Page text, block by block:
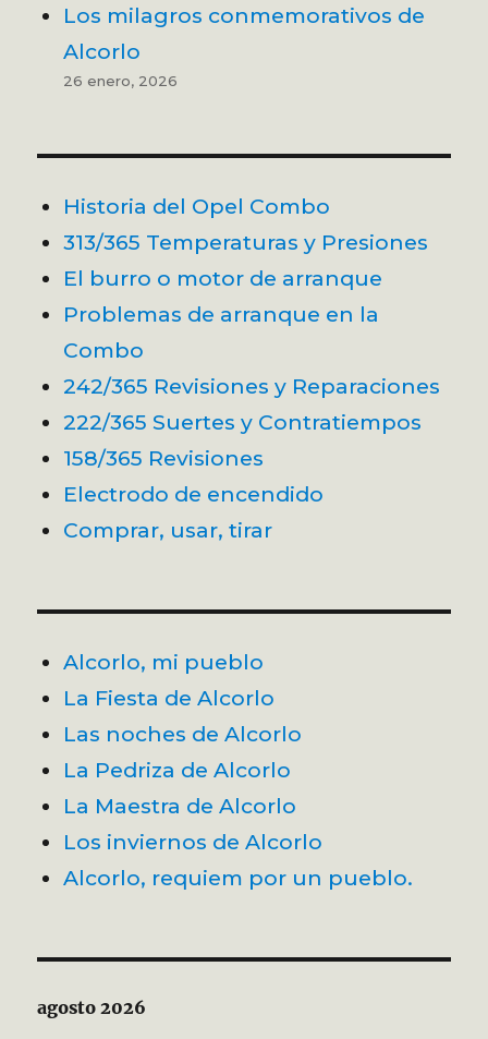
Los milagros conmemorativos de
Alcorlo
26 enero, 2026
Historia del Opel Combo
313/365 Temperaturas y Presiones
El burro o motor de arranque
Problemas de arranque en la
Combo
242/365 Revisiones y Reparaciones
222/365 Suertes y Contratiempos
158/365 Revisiones
Electrodo de encendido
Comprar, usar, tirar
Alcorlo, mi pueblo
La Fiesta de Alcorlo
Las noches de Alcorlo
La Pedriza de Alcorlo
La Maestra de Alcorlo
Los inviernos de Alcorlo
Alcorlo, requiem por un pueblo.
agosto 2026